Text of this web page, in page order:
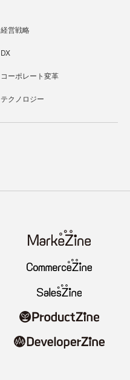
経営戦略
DX
コーポレート変革
テクノロジー